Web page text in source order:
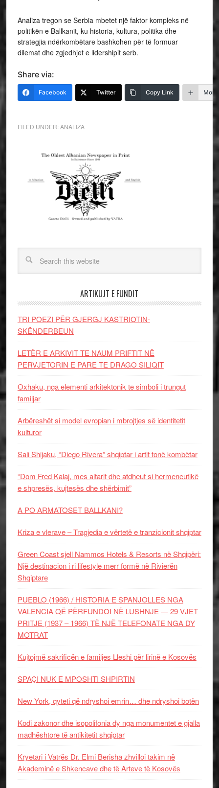
Analiza tregon se Serbia mbetet një faktor kompleks në
politikën e Ballkanit, ku historia, kultura, politika dhe
strategjia ndërkombëtare bashkohen për të formuar
dilemat dhe zgjedhjet e lidershipit serb.
Share via:
Facebook Twitter Copy Link More
FILED UNDER:ANALIZA
ARTIKUJT E FUNDIT
TRI POEZI PËR GJERGJ KASTRIOTIN-
SKËNDERBEUN
LETËR E ARKIVIT TE NAUM PRIFTIT NË
PERVJETORIN E PARE TE DRAGO SILIQIT
Oxhaku, nga elementi arkitektonik te simboli i trungut
familjar
Arbëreshët si model evropian i mbrojtjes së identitetit
kulturor
Sali Shijaku, “Diego Rivera” shqiptar i artit tonë kombëtar
“Dom Fred Kalaj, mes altarit dhe atdheut si hermeneutikë
e shpresës, kujtesës dhe shërbimit”
A PO ARMATOSET BALLKANI?
Kriza e vlerave – Tragjedia e vërtetë e tranzicionit shqiptar
Green Coast sjell Nammos Hotels & Resorts në Shqipëri:
Një destinacion i ri lifestyle merr formë në Rivierën
Shqiptare
PUEBLO (1966) / HISTORIA E SPANJOLLES NGA
VALENCIA QË PËRFUNDOI NË LUSHNJE — 29 VJET
PRITJE (1937 – 1966) TË NJË TELEFONATE NGA DY
MOTRAT
Kujtojmë sakrificën e familjes Lleshi për lirinë e Kosovës
SPAÇI NUK E MPOSHTI SHPIRTIN
New York, qyteti që ndryshoi emrin… dhe ndryshoi botën
Kodi zakonor dhe isopolifonia dy nga monumentet e gjalla
madhështore të antikitetit shqiptar
Kryetari i Vatrës Dr. Elmi Berisha zhvilloi takim në
Akademinë e Shkencave dhe të Arteve të Kosovës